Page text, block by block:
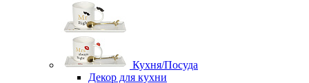
Кухня/Посуда
Декор для кухни